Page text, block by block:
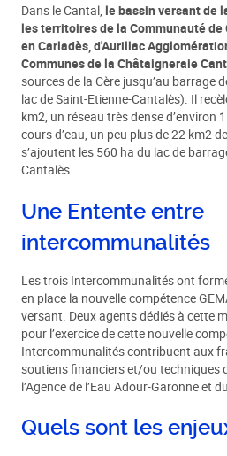
Dans le Cantal, le bassin versant de
les territoires de la Communauté de
en Carladès, d'Aurillac
Communes de la Châtaigneraie
sources de la Cère jusqu’au barrage
lac de Saint-Etienne-Cantalès). Il
km2, un réseau très dense d’environ
cours d’eau, un peu plus de 22 km2
s’ajoutent les 560 ha du lac de
Cantalès.
Une Entente entre
intercommunalités
Les trois Intercommunalités ont
en place la nouvelle compétence
versant. Deux agents dédiés à cette
pour l’exercice de cette nouvelle
Intercommunalités contribuent aux
soutiens financiers et/ou techniques
l’Agence de l’Eau Adour-Garonne et
Quels sont les